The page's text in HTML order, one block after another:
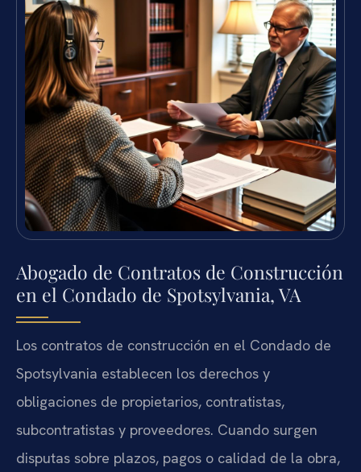
Abogado de Contratos de Construcción
en el Condado de Spotsylvania, VA
Los contratos de construcción en el Condado de
Spotsylvania establecen los derechos y
obligaciones de propietarios, contratistas,
subcontratistas y proveedores. Cuando surgen
disputas sobre plazos, pagos o calidad de la obra,